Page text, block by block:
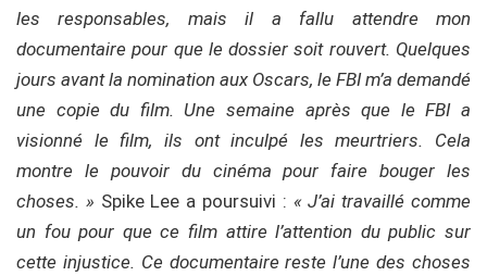
les responsables, mais il a fallu attendre mon
documentaire pour que le dossier soit rouvert. Quelques
jours avant la nomination aux Oscars, le FBI m’a demandé
une copie du film. Une semaine après que le FBI a
visionné le film, ils ont inculpé les meurtriers. Cela
montre le pouvoir du cinéma pour faire bouger les
choses. » Spike Lee a poursuivi : « J’ai travaillé comme
un fou pour que ce film attire l’attention du public sur
cette injustice. Ce documentaire reste l’une des choses